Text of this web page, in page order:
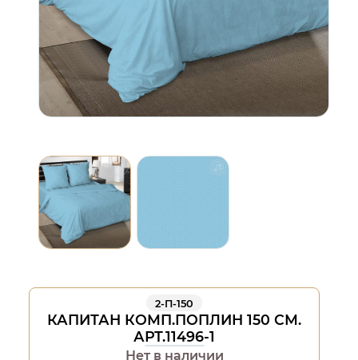
2-П-150
КАПИТАН КОМП.ПОПЛИН 150 СМ.
АРТ.11496-1
Нет в наличии